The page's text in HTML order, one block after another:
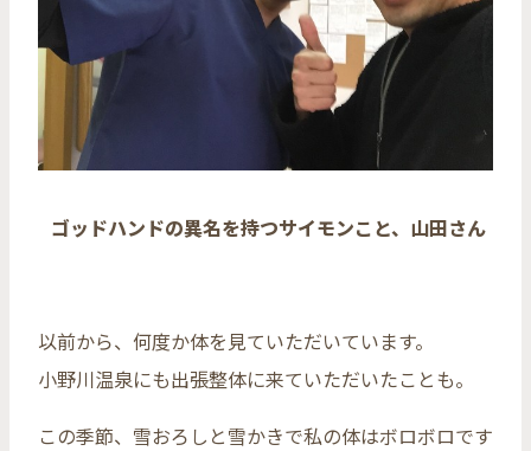
ゴッドハンドの異名を持つサイモンこと、山田さん
以前から、何度か体を見ていただいています。
小野川温泉にも出張整体に来ていただいたことも。
この季節、雪おろしと雪かきで私の体はボロボロです